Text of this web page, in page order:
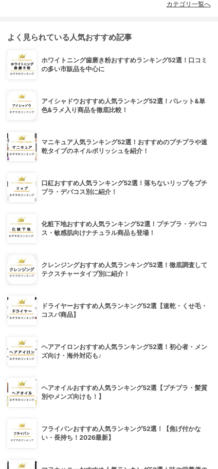
カテゴリ一覧へ
よく見られている人気おすすめ記事
ホワイトニング歯磨き粉おすすめランキング52選！口コミ
の多い市販品を中心に
アイシャドウおすすめ人気ランキング52選！パレット&単
色&ラメ入り商品を徹底比較！
マニキュア人気ランキング52選！おすすめのプチプラや速
乾タイプのネイルポリッシュを紹介！
口紅おすすめ人気ランキング52選！落ちないリップをプチ
プラ・デパコス別に紹介！
化粧下地おすすめ人気ランキング52選！プチプラ・デパコ
ス・敏感肌向けナチュラル商品も登場！
クレンジングおすすめ人気ランキング52選！徹底調査して
テクスチャータイプ別に紹介！
ドライヤーおすすめ人気ランキング52選【速乾・くせ毛・
コスパ商品】
ヘアアイロンおすすめ人気ランキング52選！初心者・メン
ズ向け・海外対応も♪
ヘアオイルおすすめ人気ランキング52選【プチプラ・髪質
別やメンズ向けも！】
フライパンおすすめ人気ランキング52選！【焦げ付かな
い・長持ち！2026最新】